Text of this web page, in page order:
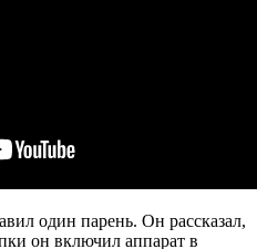
один парень. Он рассказал,
он включил аппарат в